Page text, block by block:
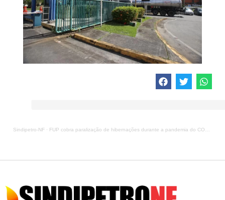
Sindipetro-NF · FUP cobra paralização de hibernações durante a pandemia do COVID-19